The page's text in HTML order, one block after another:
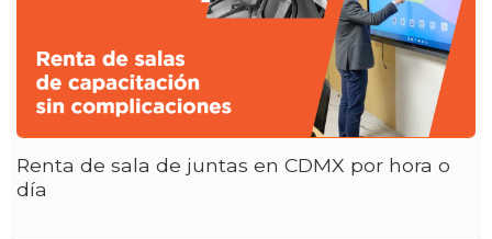
Renta de sala de juntas en CDMX por hora o
día